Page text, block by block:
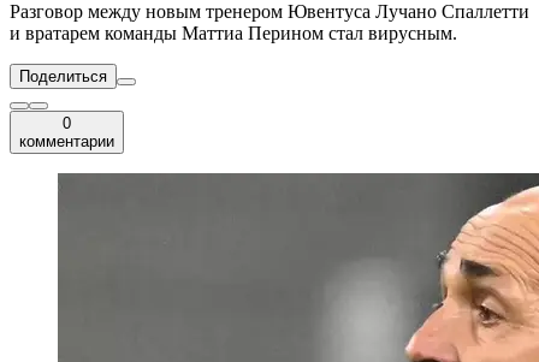
Разговор между новым тренером Ювентуса Лучано Спаллетти
и вратарем команды Маттиа Перином стал вирусным.
Поделиться
0
комментарии